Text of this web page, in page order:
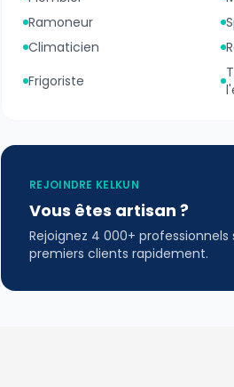
Ramoneur
Climaticien
Frigoriste
REJOINDRE KELKUN
Vous êtes artisan ?
Rejoignez 4 000+
premiers clients rapidement.